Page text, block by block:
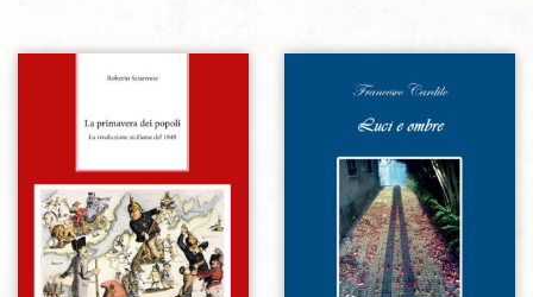
Aggiungi alla lista dei desideri